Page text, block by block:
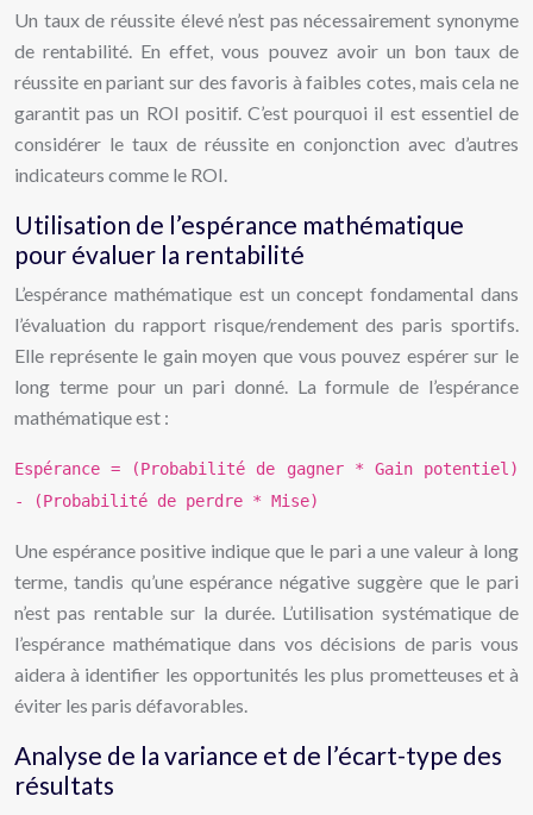
Un taux de réussite élevé n’est pas nécessairement synonyme
de rentabilité. En effet, vous pouvez avoir un bon taux de
réussite en pariant sur des favoris à faibles cotes, mais cela ne
garantit pas un ROI positif. C’est pourquoi il est essentiel de
considérer le taux de réussite en conjonction avec d’autres
indicateurs comme le ROI.
Utilisation de l’espérance mathématique
pour évaluer la rentabilité
L’espérance mathématique est un concept fondamental dans
l’évaluation du rapport risque/rendement des paris sportifs.
Elle représente le gain moyen que vous pouvez espérer sur le
long terme pour un pari donné. La formule de l’espérance
mathématique est :
Espérance = (Probabilité de gagner * Gain potentiel)
- (Probabilité de perdre * Mise)
Une espérance positive indique que le pari a une valeur à long
terme, tandis qu’une espérance négative suggère que le pari
n’est pas rentable sur la durée. L’utilisation systématique de
l’espérance mathématique dans vos décisions de paris vous
aidera à identifier les opportunités les plus prometteuses et à
éviter les paris défavorables.
Analyse de la variance et de l’écart-type des
résultats